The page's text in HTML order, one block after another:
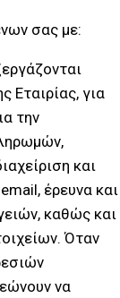
σας με:
Εταιρίας, για
την
και
έρευνα και
καθώς και
Όταν
να